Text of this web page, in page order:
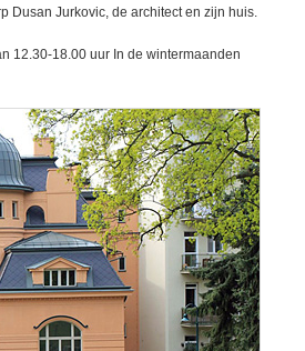
Dusan Jurkovic, de architect en zijn huis.
12.30-18.00 uur In de wintermaanden